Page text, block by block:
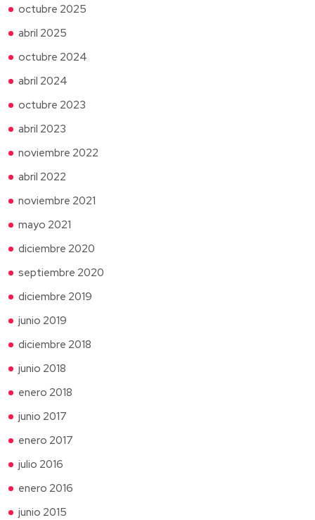
octubre 2025
abril 2025
octubre 2024
abril 2024
octubre 2023
abril 2023
noviembre 2022
abril 2022
noviembre 2021
mayo 2021
diciembre 2020
septiembre 2020
diciembre 2019
junio 2019
diciembre 2018
junio 2018
enero 2018
junio 2017
enero 2017
julio 2016
enero 2016
junio 2015